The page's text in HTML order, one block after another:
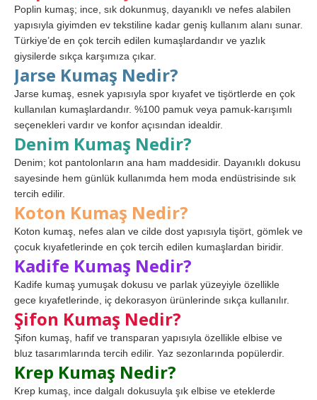
Poplin kumaş; ince, sık dokunmuş, dayanıklı ve nefes alabilen
yapısıyla giyimden ev tekstiline kadar geniş kullanım alanı sunar.
Türkiye’de en çok tercih edilen kumaşlardandır ve yazlık
giysilerde sıkça karşımıza çıkar.
Jarse Kumaş Nedir?
Jarse kumaş, esnek yapısıyla spor kıyafet ve tişörtlerde en çok
kullanılan kumaşlardandır. %100 pamuk veya pamuk-karışımlı
seçenekleri vardır ve konfor açısından idealdir.
Denim Kumaş Nedir?
Denim; kot pantolonların ana ham maddesidir. Dayanıklı dokusu
sayesinde hem günlük kullanımda hem moda endüstrisinde sık
tercih edilir.
Koton Kumaş Nedir?
Koton kumaş, nefes alan ve cilde dost yapısıyla tişört, gömlek ve
çocuk kıyafetlerinde en çok tercih edilen kumaşlardan biridir.
Kadife Kumaş Nedir?
Kadife kumaş yumuşak dokusu ve parlak yüzeyiyle özellikle
gece kıyafetlerinde, iç dekorasyon ürünlerinde sıkça kullanılır.
Şifon Kumaş Nedir?
Şifon kumaş, hafif ve transparan yapısıyla özellikle elbise ve
bluz tasarımlarında tercih edilir. Yaz sezonlarında popülerdir.
Krep Kumaş Nedir?
Krep kumaş, ince dalgalı dokusuyla şık elbise ve eteklerde